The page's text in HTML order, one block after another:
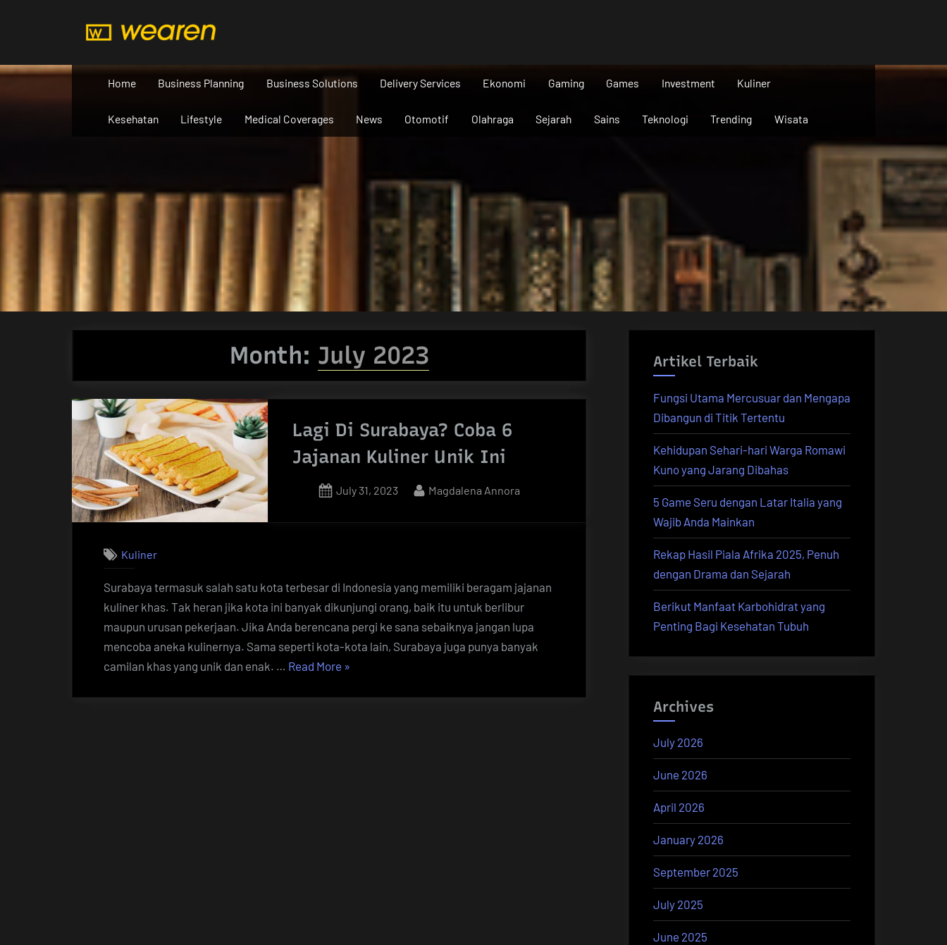
Home Business Planning Business Solutions Delivery Services Ekonomi Gaming Games Investment Kuliner
Kesehatan Lifestyle Medical Coverages News Otomotif Olahraga Sejarah Sains Teknologi Trending Wisata
Month: July 2023
Lagi Di Surabaya? Coba 6
Jajanan Kuliner Unik Ini
Posted
July 31, 2023 By
Magdalena Annora
Kuliner
Surabaya termasuk salah satu kota terbesar di Indonesia yang memiliki beragam jajanan
kuliner khas. Tak heran jika kota ini banyak dikunjungi orang, baik itu untuk berlibur
maupun urusan pekerjaan. Jika Anda berencana pergi ke sana sebaiknya jangan lupa
mencoba aneka kulinernya. Sama seperti kota-kota lain, Surabaya juga punya banyak
camilan khas yang unik dan enak. … Read More “Lagi
»
Artikel Terbaik
Fungsi Utama Mercusuar dan Mengapa
Dibangun di Titik Tertentu
Kehidupan Sehari-hari Warga Romawi
Kuno yang Jarang Dibahas
5 Game Seru dengan Latar Italia yang
Wajib Anda Mainkan
Rekap Hasil Piala Afrika 2025, Penuh
dengan Drama dan Sejarah
Berikut Manfaat Karbohidrat yang
Penting Bagi Kesehatan Tubuh
Archives
July 2026
June 2026
April 2026
January 2026
September 2025
July 2025
June 2025